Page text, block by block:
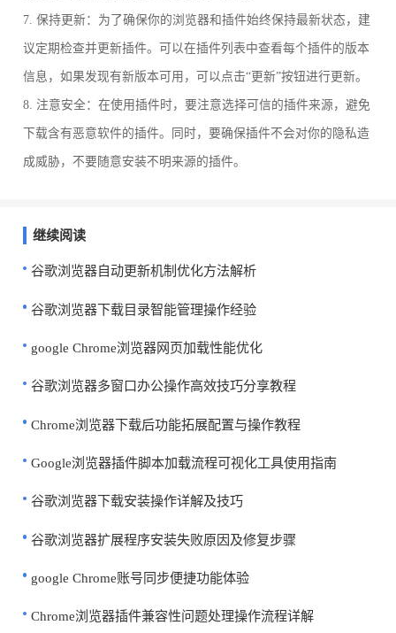
7. 保持更新：为了确保你的浏览器和插件始终保持最新状态，建
议定期检查并更新插件。可以在插件列表中查看每个插件的版本
信息，如果发现有新版本可用，可以点击“更新”按钮进行更新。
8. 注意安全：在使用插件时，要注意选择可信的插件来源，避免
下载含有恶意软件的插件。同时，要确保插件不会对你的隐私造
成威胁，不要随意安装不明来源的插件。
继续阅读
谷歌浏览器自动更新机制优化方法解析
谷歌浏览器下载目录智能管理操作经验
google Chrome浏览器网页加载性能优化
谷歌浏览器多窗口办公操作高效技巧分享教程
Chrome浏览器下载后功能拓展配置与操作教程
Google浏览器插件脚本加载流程可视化工具使用指南
谷歌浏览器下载安装操作详解及技巧
谷歌浏览器扩展程序安装失败原因及修复步骤
google Chrome账号同步便捷功能体验
Chrome浏览器插件兼容性问题处理操作流程详解